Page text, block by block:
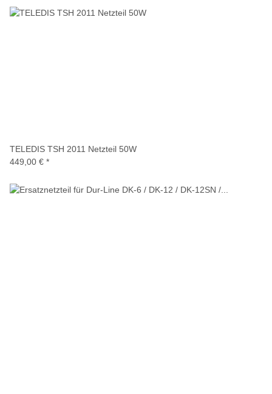
TELEDIS TSH 2011 Netzteil 50W
449,00 € *